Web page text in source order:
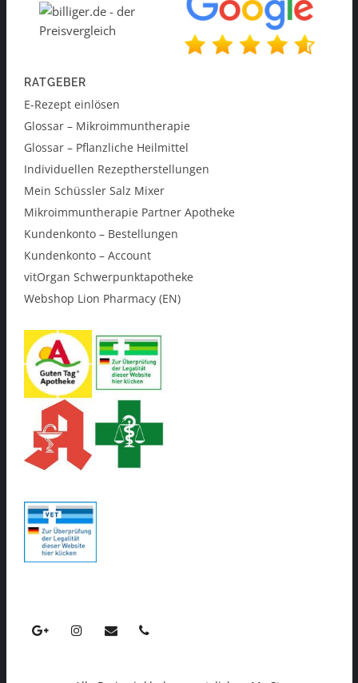
RATGEBER
E-Rezept einlösen
Glossar – Mikroimmuntherapie
Glossar – Pflanzliche Heilmittel
Individuellen Rezeptherstellungen
Mein Schüssler Salz Mixer
Mikroimmuntherapie Partner Apotheke
Kundenkonto – Bestellungen
Kundenkonto – Account
vitOrgan Schwerpunktapotheke
Webshop Lion Pharmacy (EN)